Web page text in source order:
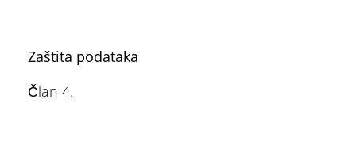
Zaštita podataka
Član 4.